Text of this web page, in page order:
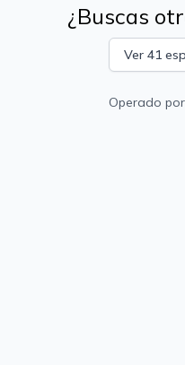
¿Buscas
Ver 41
Operado por